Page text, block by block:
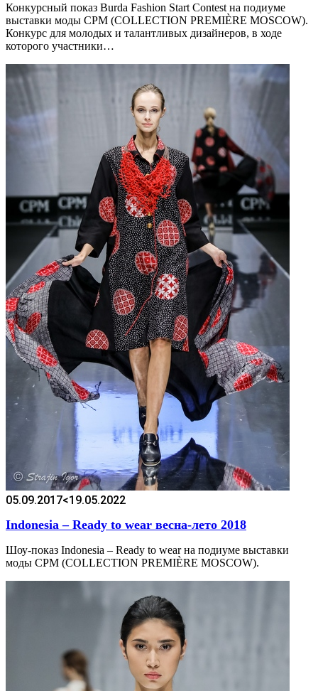
Конкурсный показ Burda Fashion Start Contest на подиуме
выставки моды CPM (COLLECTION PREMIÈRE MOSCOW).
Конкурс для молодых и талантливых дизайнеров, в ходе
которого участники…
05.09.2017<19.05.2022
Indonesia – Ready to wear весна-лето 2018
Шоу-показ Indonesia – Ready to wear на подиуме выставки
моды CPM (COLLECTION PREMIÈRE MOSCOW).